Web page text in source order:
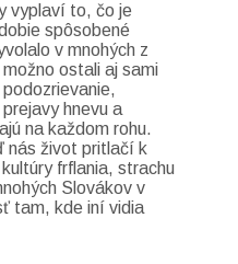
vyplaví to, čo je
spôsobené
v mnohých z
ostali aj sami
hnevu a
na každom rohu.
nás život pritlačí k
frflania, strachu
Slovákov v
tam, kde iní vidia